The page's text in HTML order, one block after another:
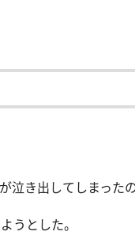
が泣き出してしまった
うとした。